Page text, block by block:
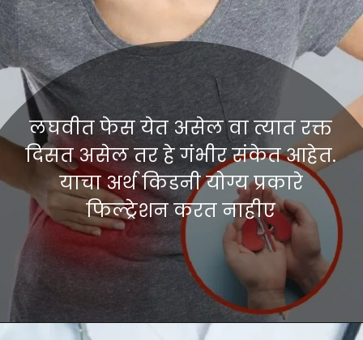
लघवीत फेस येत असेल वा त्यात रक्त
दिसत असेल तर हे गंभीर संकेत आहेत.
याचा अर्थ किडनी योग्य प्रकारे
फिल्ट्रेशन करत नाहीए